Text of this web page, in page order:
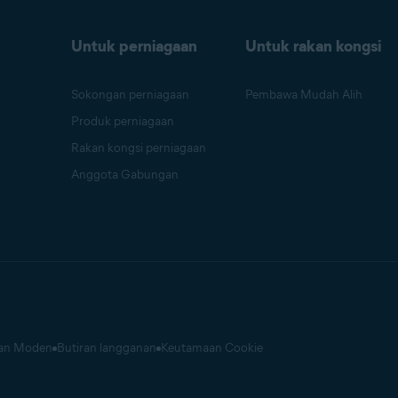
Untuk perniagaan
Sokongan perniagaan
Produk perniagaan
Rakan kongsi perniagaan
Anggota Gabungan
Untuk rakan kongsi
Pembawa Mudah Alih
Moden Butiran langganan Keutamaan Cookie